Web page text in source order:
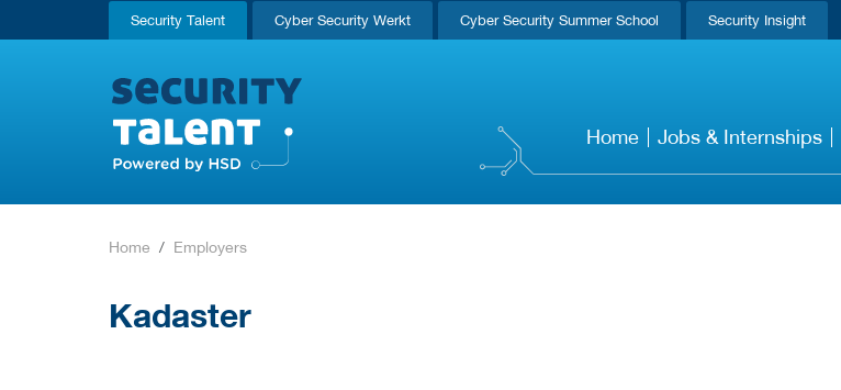
Security Talent Cyber Security Werkt Cyber Security Summer School Security Insight
Home Jobs & Internships
Home Employers
Kadaster